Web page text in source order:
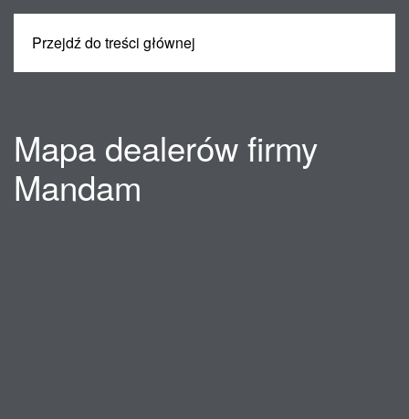
Przejdź do treści głównej
Mapa dealerów firmy
Mandam